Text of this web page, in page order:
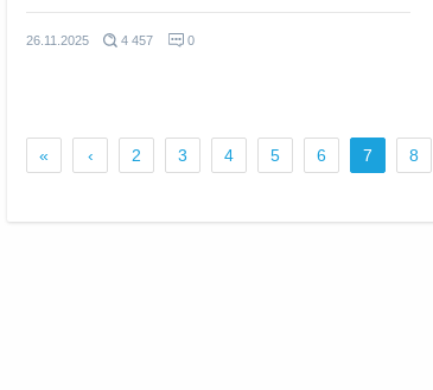
26.11.2025 4 457 0
« ‹ 2 3 4 5 6 7 8